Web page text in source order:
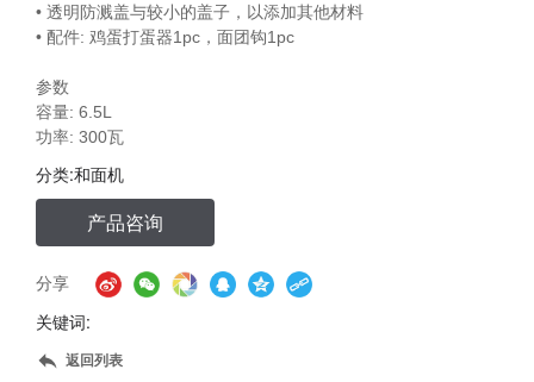
• 透明防溅盖与较小的盖子，以添加其他材料
• 配件: 鸡蛋打蛋器1pc，面团钩1pc
参数
容量: 6.5L
分类:和面机
产品咨询
分享
关键词:
返回列表